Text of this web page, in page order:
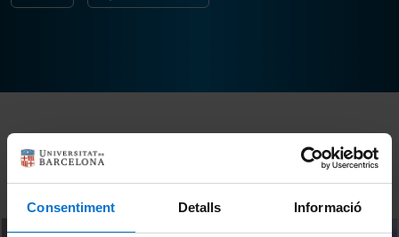
Consentiment Detalls Informació
Sort